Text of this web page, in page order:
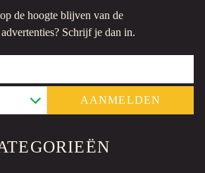
de hoogte blijven van de
Schrijf je dan in.
AANMELDEN